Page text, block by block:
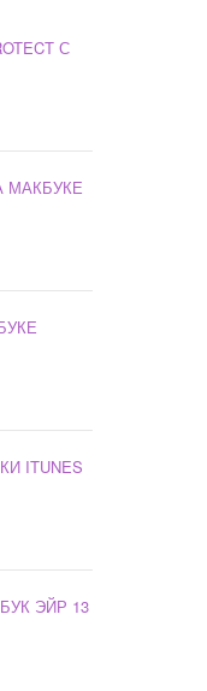
С
МАКБУКЕ
ITUNES
ЭЙР 13